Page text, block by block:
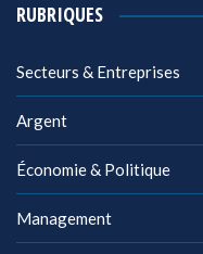
RUBRIQUES
Secteurs & Entreprises
Argent
Économie & Politique
Management